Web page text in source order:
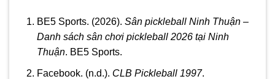
BE5 Sports. (2026). Sân pickleball Ninh Thuận –
Danh sách sân chơi pickleball 2026 tại Ninh
Thuận. BE5 Sports.
Facebook. (n.d.). CLB Pickleball 1997.